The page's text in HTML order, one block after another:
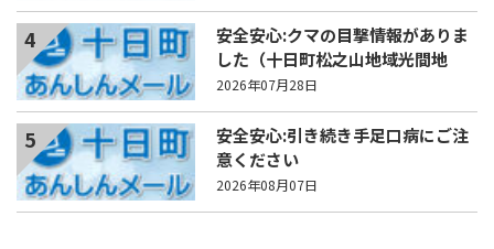
4
安全安心:クマの目撃情報がありま
した（十日町松之山地域光間地
内）
2026年07月28日
5
安全安心:引き続き手足口病にご注
意ください
2026年08月07日